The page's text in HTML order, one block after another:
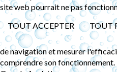
site web pourrait ne pas
TOUT ACCEPTER
TOUT
de navigation et mesurer
comprendre son fonctionnement.